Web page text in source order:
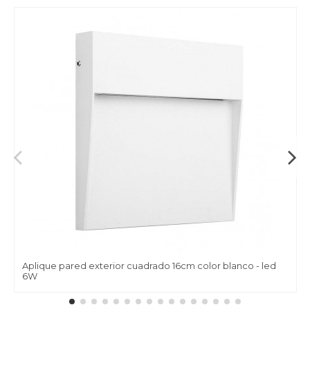
Aplique pared exterior cuadrado 16cm color blanco - led
6W